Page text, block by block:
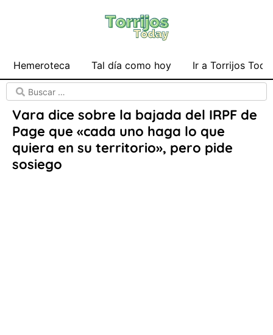
Hemeroteca Tal día como hoy Ir a Torrijos
Vara dice sobre la bajada del IRPF de
Page que «cada uno haga lo que
quiera en su territorio», pero pide
sosiego